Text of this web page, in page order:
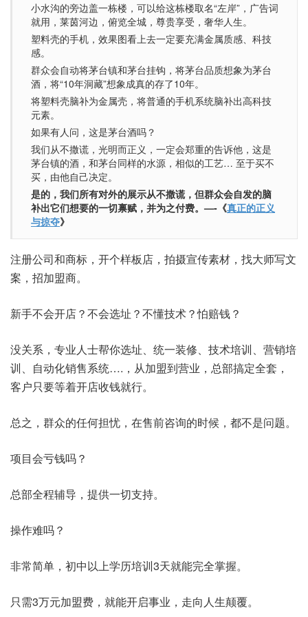
小水沟的旁边盖一栋楼，可以给这栋楼取名“左岸”，广告词
就用，莱茵河边，俯览全城，尊贵享受，奢华人生。
塑料壳的手机，效果图看上去一定要充满金属质感、科技
感。
群众会自动将茅台镇和茅台挂钩，将茅台品质想象为茅台
酒，将“10年洞藏”想象成真的存了10年。
将塑料壳脑补为金属壳，将普通的手机系统脑补出高科技
元素。
如果有人问，这是茅台酒吗？
我们从不撒谎，光明而正义，一定会郑重的告诉他，这是
茅台镇的酒，和茅台同样的水源，相似的工艺… 至于买不
买，由他自己决定。
是的，我们所有对外的展示从不撒谎，但群众会自发的脑
补出它们想要的一切禀赋，并为之付费。—-《真正的正义
与掠夺》
注册公司和商标，开个样板店，拍摄宣传素材，找大师写文
案，招加盟商。
新手不会开店？不会选址？不懂技术？怕赔钱？
没关系，专业人士帮你选址、统一装修、技术培训、营销培
训、自动化销售系统….，从加盟到营业，总部搞定全套，
客户只要等着开店收钱就行。
总之，群众的任何担忧，在售前咨询的时候，都不是问题。
项目会亏钱吗？
总部全程辅导，提供一切支持。
操作难吗？
非常简单，初中以上学历培训3天就能完全掌握。
只需3万元加盟费，就能开启事业，走向人生颠覆。